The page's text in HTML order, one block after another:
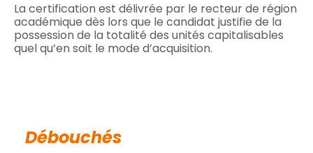
La certification est délivrée par le recteur de région
académique dès lors que le candidat justifie de la
possession de la totalité des unités capitalisables
quel qu’en soit le mode d’acquisition.
Débouchés